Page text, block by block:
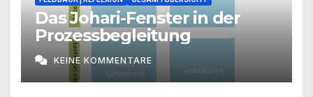
Das Johari-Fenster in der
Prozessbegleitung
KEINE KOMMENTARE